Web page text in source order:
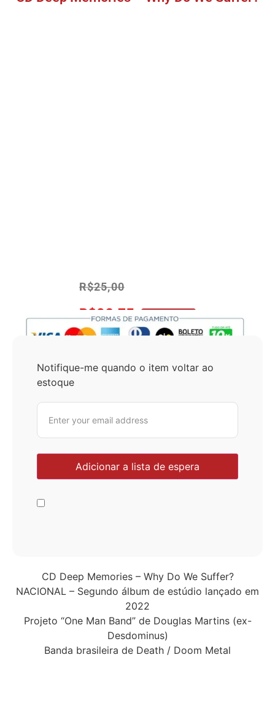
R$25,00
R$23,75 No Pix 5% OFF
Notifique-me quando o item voltar ao
estoque
CD Deep Memories – Why Do We Suffer?
NACIONAL – Segundo álbum de estúdio lançado em
2022
Projeto “One Man Band” de Douglas Martins (ex-
Desdominus)
Banda brasileira de Death / Doom Metal